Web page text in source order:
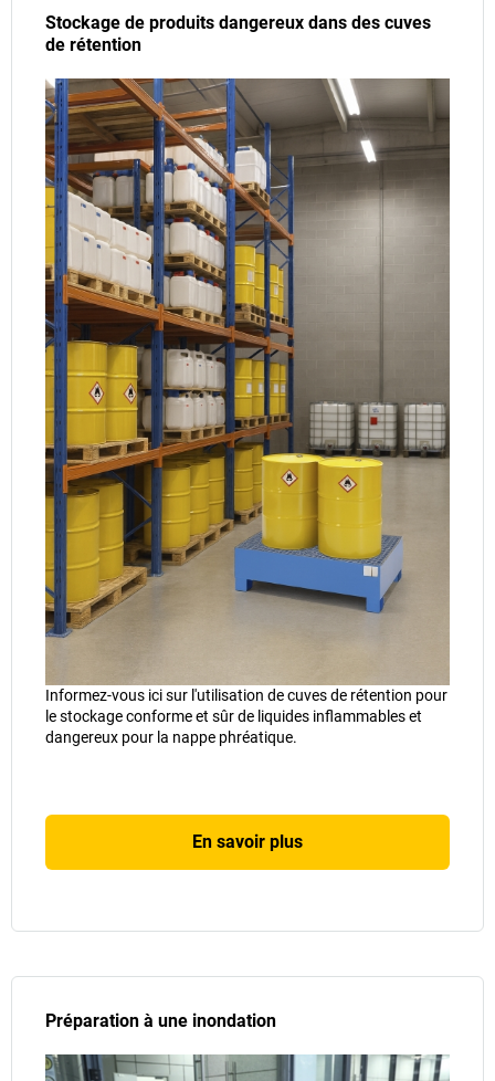
Stockage de produits dangereux dans des cuves
de rétention
Informez-vous ici sur l'utilisation de cuves de rétention pour
le stockage conforme et sûr de liquides inflammables et
dangereux pour la nappe phréatique.
En savoir plus
Préparation à une inondation